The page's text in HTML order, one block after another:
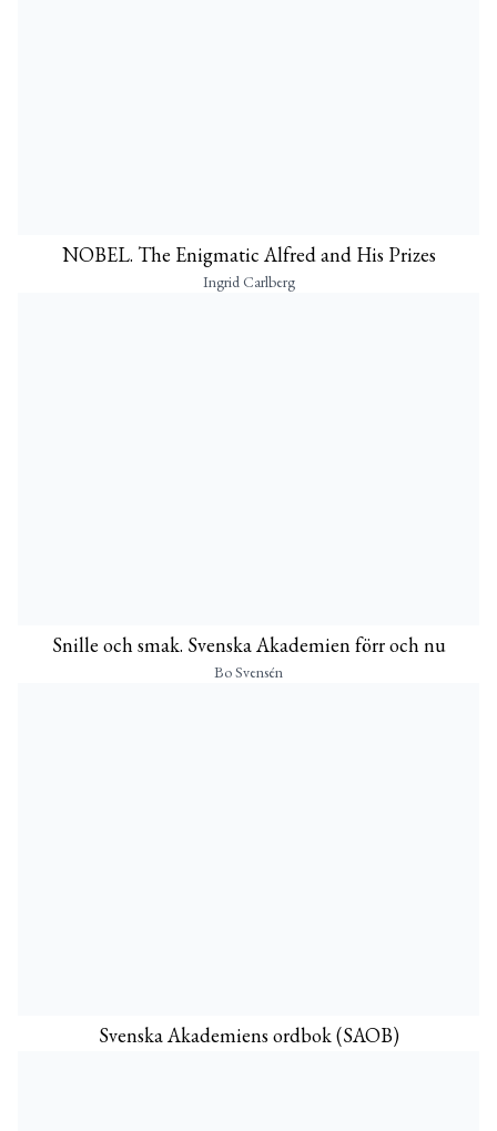
NOBEL. The Enigmatic Alfred and His Prizes
Ingrid Carlberg
Snille och smak. Svenska Akademien förr och nu
Bo Svensén
Svenska Akademiens ordbok (SAOB)